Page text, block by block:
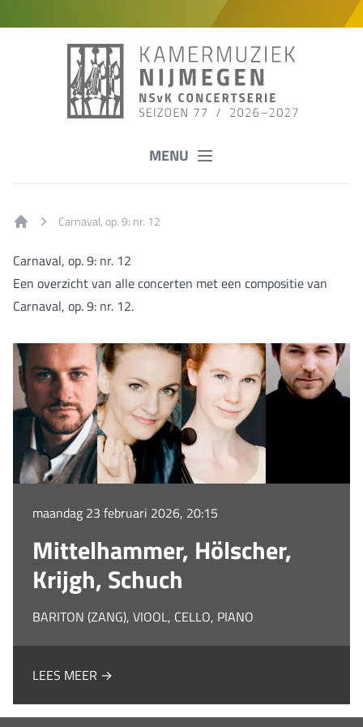
MENU
Carnaval, op. 9: nr. 12
Carnaval, op. 9: nr. 12
Een overzicht van alle concerten met een compositie van
Carnaval, op. 9: nr. 12.
maandag 23 februari 2026, 20:15
Mittelhammer, Hölscher,
Krijgh, Schuch
BARITON (ZANG), VIOOL, CELLO, PIANO
LEES MEER →